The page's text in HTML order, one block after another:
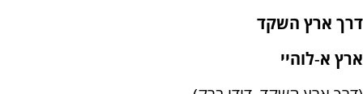
דרך ארץ השקד
ארץ א‑לוהיי